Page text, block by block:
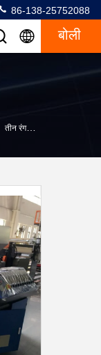
86-138-25752088
बोली
तीन रंग प्लास्टिक विकर एक्सट्रूज़न मशीन फर्नीचर ग्रे मशीन रंग के लिए